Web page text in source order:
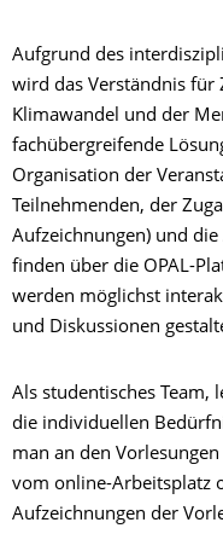
Aufgrund des
wird das Verständnis für
Klimawandel und der
fachübergreifende
Organisation der
Teilnehmenden, der
Aufzeichnungen) und
finden über die OPAL-
werden möglichst
und Diskussionen
Als studentisches Team,
die individuellen
man an den
vom online-Arbeitsplatz
Aufzeichnungen der